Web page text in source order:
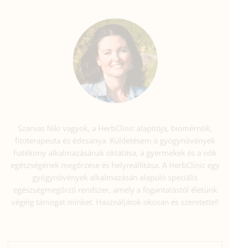
Szarvas Niki vagyok, a HerbClinic alapítója, biomérnök,
fitoterapeuta és édesanya. Küldetésem a gyógynövények
hatékony alkalmazásának oktatása, a gyermekek és a nők
egészségének megőrzése és helyreállítása. A HerbClinic egy
gyógynövények alkalmazásán alapuló speciális
egészségmegőrző rendszer, amely a fogantatástól életünk
végéig támogat minket. Használjátok okosan és szeretettel!